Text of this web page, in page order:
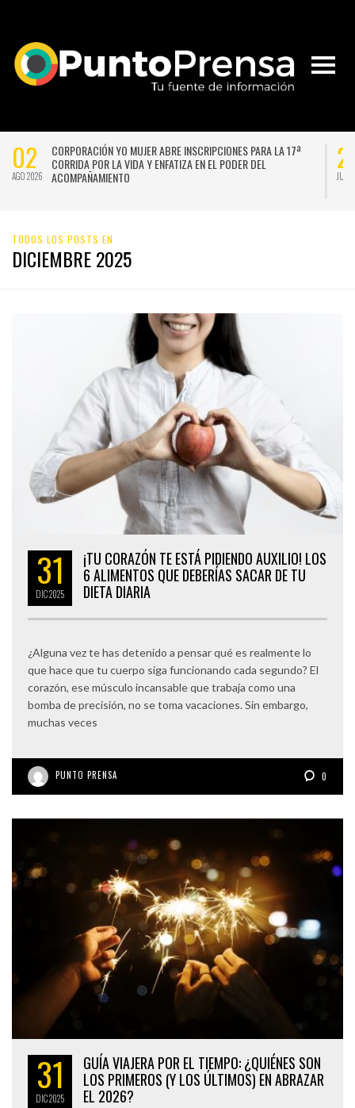
02
AGO 2026
CORPORACIÓN YO MUJER ABRE INSCRIPCIONES PARA LA 17ª
CORRIDA POR LA VIDA Y ENFATIZA EN EL PODER DEL
ACOMPAÑAMIENTO
JUL
TODOS LOS POSTS EN
DICIEMBRE 2025
31
DIC2025
¡TU CORAZÓN TE ESTÁ PIDIENDO AUXILIO! LOS
6 ALIMENTOS QUE DEBERÍAS SACAR DE TU
DIETA DIARIA
¿Alguna vez te has detenido a pensar qué es realmente lo
que hace que tu cuerpo siga funcionando cada segundo? El
corazón, ese músculo incansable que trabaja como una
bomba de precisión, no se toma vacaciones. Sin embargo,
muchas veces
PUNTO PRENSA 0
31
DIC2025
GUÍA VIAJERA POR EL TIEMPO: ¿QUIÉNES SON
LOS PRIMEROS (Y LOS ÚLTIMOS) EN ABRAZAR
EL 2026?